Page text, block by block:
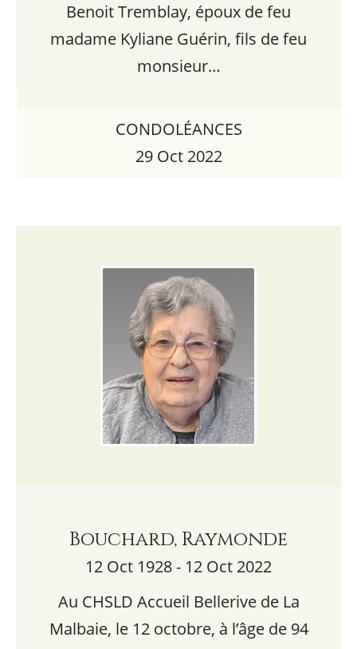
Benoit Tremblay, époux de feu
madame Kyliane Guérin, fils de feu
monsieur…
CONDOLÉANCES
29 Oct 2022
Bouchard, Raymonde
12 Oct 1928 - 12 Oct 2022
Au CHSLD Accueil Bellerive de La
Malbaie, le 12 octobre, à l’âge de 94